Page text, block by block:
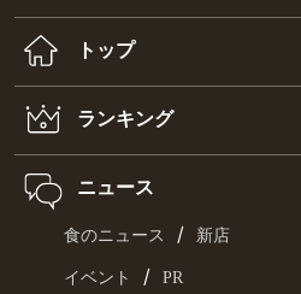
トップ
ランキング
ニュース
食のニュース / 新店
イベント / PR